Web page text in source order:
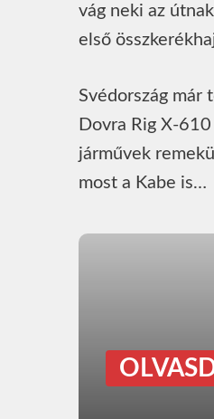
vág neki az
első
Svédország már
Dovra Rig X-
járművek
most a Kabe is…